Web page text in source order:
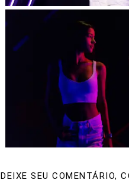
DEIXE SEU COMENTÁRIO,